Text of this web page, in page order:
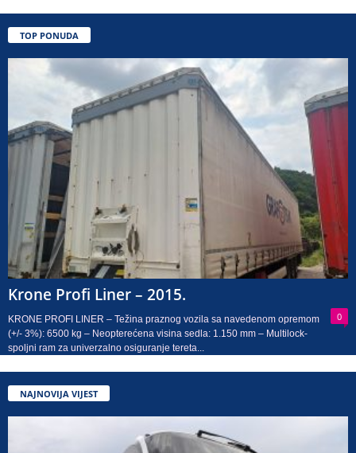
TOP PONUDA
Krone Profi Liner – 2015.
0
KRONE PROFI LINER – Težina praznog vozila sa navedenom opremom
(+/- 3%): 6500 kg – Neopterećena visina sedla: 1.150 mm – Multilock-
spoljni ram za univerzalno osiguranje tereta...
NAJNOVIJA VIJEST